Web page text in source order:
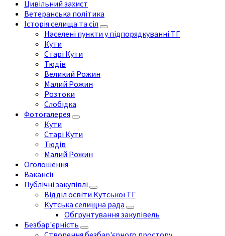
Цивільний захист
Ветеранська політика
Історія селища та сіл
Населені пункти у підпорядкуванні ТГ
Кути
Старі Кути
Тюдів
Великий Рожин
Малий Рожин
Розтоки
Слобідка
Фотогалерея
Кути
Старі Кути
Тюдів
Малий Рожин
Оголошення
Вакансії
Публічні закупівлі
Відділ освіти Кутської ТГ
Кутська селищна рада
Обгрунтування закупівель
Безбар'єрність